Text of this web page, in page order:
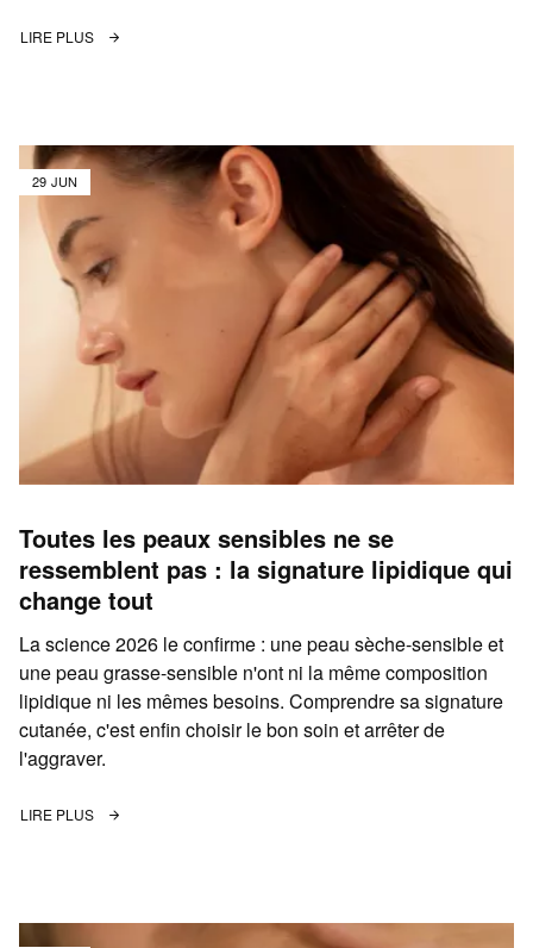
LIRE PLUS
29 JUN
Toutes les peaux sensibles ne se
ressemblent pas : la signature lipidique qui
change tout
La science 2026 le confirme : une peau sèche-sensible et
une peau grasse-sensible n'ont ni la même composition
lipidique ni les mêmes besoins. Comprendre sa signature
cutanée, c'est enfin choisir le bon soin et arrêter de
l'aggraver.
LIRE PLUS